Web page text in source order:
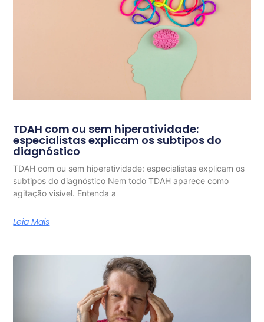
TDAH com ou sem hiperatividade:
especialistas explicam os subtipos do
diagnóstico
TDAH com ou sem hiperatividade: especialistas explicam os
subtipos do diagnóstico Nem todo TDAH aparece como
agitação visível. Entenda a
Leia Mais